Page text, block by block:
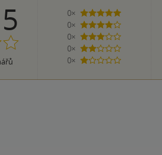
5 0×
5 hvězdiček
0×
4 hvězdičky
0×
3 hvězdičky
0×
2 hvězdičky
0×
1 hvezdička